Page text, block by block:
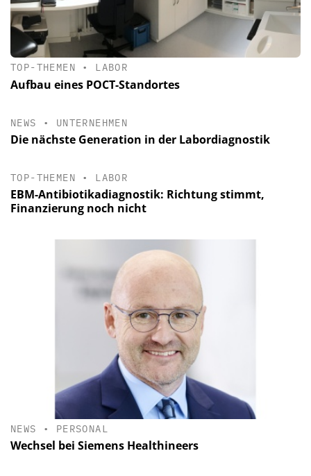
TOP-THEMEN • LABOR
Aufbau eines POCT-Standortes
NEWS • UNTERNEHMEN
Die nächste Generation in der Labordiagnostik
TOP-THEMEN • LABOR
EBM-Antibiotikadiagnostik: Richtung stimmt,
Finanzierung noch nicht
NEWS • PERSONAL
Wechsel bei Siemens Healthineers